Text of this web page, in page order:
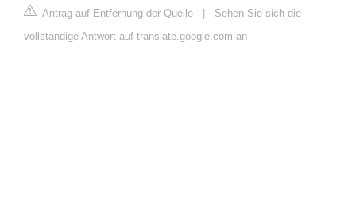
Antrag auf Entfernung der Quelle | Sehen Sie sich die
vollständige Antwort auf translate.google.com an